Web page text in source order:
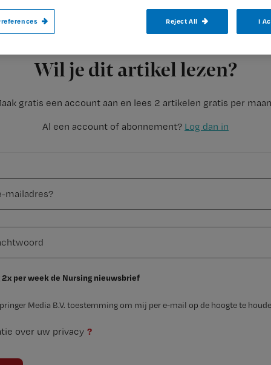
Wil je dit artikel lezen?
gratis een account aan en lees 2 artikelen gratis per
Al een account of abonnement? Log dan in
2x per week de Nursing nieuwsbrief
Media B.V. toestemming om mij per e-mail op de hoogte te
over uw privacy ?
Handleiding voorbehouden handelingen in
Verenso, Zorgthuisnl en
Reject All I